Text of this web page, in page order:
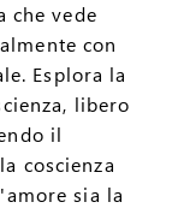
che vede
con
Esplora la
libero
il
coscienza
sia la